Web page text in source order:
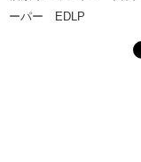
ーパー EDLP